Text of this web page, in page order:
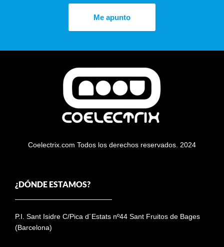
Me apunto
Coelectrix.com Todos los derechos reservados. 2024
¿DÓNDE ESTAMOS?
P.I. Sant Isidre C/Pica d´Estats nº44 Sant Fruitos de Bages
(Barcelona)